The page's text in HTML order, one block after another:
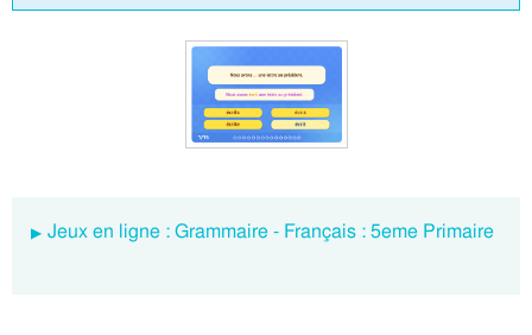
Jeux en ligne : Grammaire - Français : 5eme Primaire